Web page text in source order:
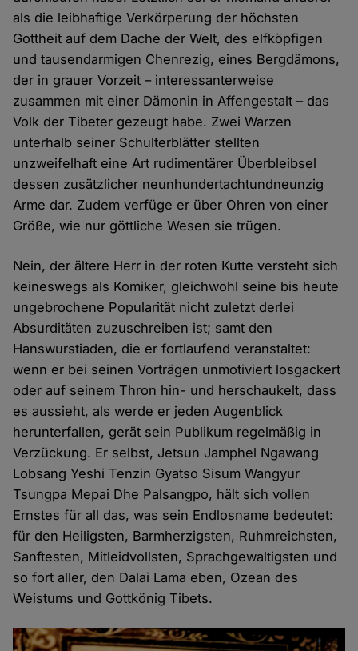
als die leibhaftige Verkörperung der höchsten
Gottheit auf dem Dache der Welt, des elfköpfigen
und tausendarmigen Chenrezig, eines Bergdämons,
der in grauer Vorzeit – interessanterweise
zusammen mit einer Dämonin in Affengestalt – das
Volk der Tibeter gezeugt habe. Zwei Warzen
unterhalb seiner Schulterblätter stellten
unzweifelhaft eine Art rudimentärer Überbleibsel
dessen zusätzlicher neunhundertachtundneunzig
Arme dar. Zudem verfüge er über Ohren von einer
Größe, wie nur göttliche Wesen sie trügen.
Nein, der ältere Herr in der roten Kutte versteht sich
keineswegs als Komiker, gleichwohl seine bis heute
ungebrochene Popularität nicht zuletzt derlei
Absurditäten zuzuschreiben ist; samt den
Hanswurstiaden, die er fortlaufend veranstaltet:
wenn er bei seinen Vorträgen unmotiviert losgackert
oder auf seinem Thron hin- und herschaukelt, dass
es aussieht, als werde er jeden Augenblick
herunterfallen, gerät sein Publikum regelmäßig in
Verzückung. Er selbst, Jetsun Jamphel Ngawang
Lobsang Yeshi Tenzin Gyatso Sisum Wangyur
Tsungpa Mepai Dhe Palsangpo, hält sich vollen
Ernstes für all das, was sein Endlosname bedeutet:
für den Heiligsten, Barmherzigsten, Ruhmreichsten,
Sanftesten, Mitleidvollsten, Sprachgewaltigsten und
so fort aller, den Dalai Lama eben, Ozean des
Weistums und Gottkönig Tibets.